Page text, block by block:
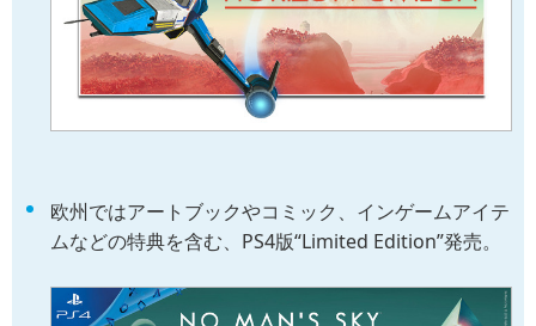
欧州ではアートブックやコミック、インゲームアイテ
ムなどの特典を含む、PS4版“Limited Edition”発売。